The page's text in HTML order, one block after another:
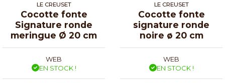
LE CREUSET
Cocotte fonte
Signature ronde
meringue Ø 20 cm
WEB
EN STOCK !
LE CREUSET
Cocotte fonte
signature ronde
noire ø 20 cm
WEB
EN STOCK !